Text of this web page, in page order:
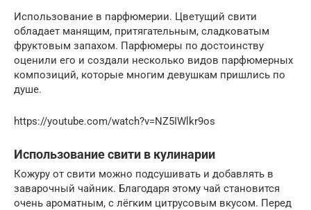
Использование в парфюмерии. Цветущий свити
обладает манящим, притягательным, сладковатым
фруктовым запахом. Парфюмеры по достоинству
оценили его и создали несколько видов парфюмерных
композиций, которые многим девушкам пришлись по
душе.
https://youtube.com/watch?v=NZ5IWlkr9os
Использование свити в кулинарии
Кожуру от свити можно подсушивать и добавлять в
заварочный чайник. Благодаря этому чай становится
очень ароматным, с лёгким цитрусовым вкусом. Перед